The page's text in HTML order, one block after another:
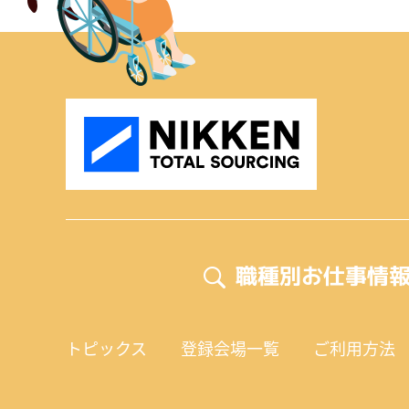
職種別お仕事情
トピックス 登録会場一覧 ご利用方法